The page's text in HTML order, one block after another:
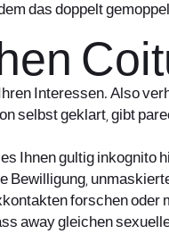
das doppelt
Interessen. Also
selbst geklart, gibt
Ihnen gultig inkognito
Bewilligung,
forschen oder
away gleichen